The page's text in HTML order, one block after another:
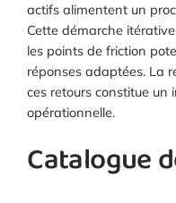
actifs alimentent un
Cette démarche
les points de friction
réponses adaptées. La
ces retours constitue un
opérationnelle.
Catalogue